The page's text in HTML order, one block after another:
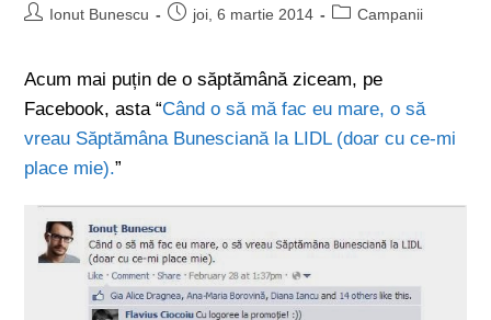
Ionut Bunescu joi, 6 martie 2014 Campanii
Acum mai puțin de o săptămână ziceam, pe
Facebook, asta “Când o să mă fac eu mare, o să
vreau Săptămâna Bunesciană la LIDL (doar cu ce-mi
place mie).”